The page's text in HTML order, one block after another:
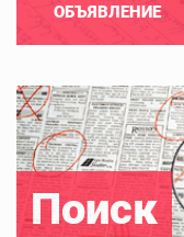
ОБЪЯВЛЕНИЕ
Поиск